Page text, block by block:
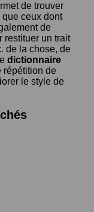
de trouver
ceux dont
de
restituer un trait
de la chose, de
dictionnaire
répétition de
le style de